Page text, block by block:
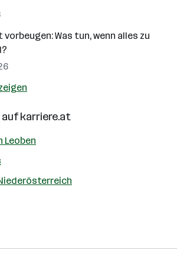
vorbeugen: Was tun, wenn alles zu
aufkarriere.at
Leoben